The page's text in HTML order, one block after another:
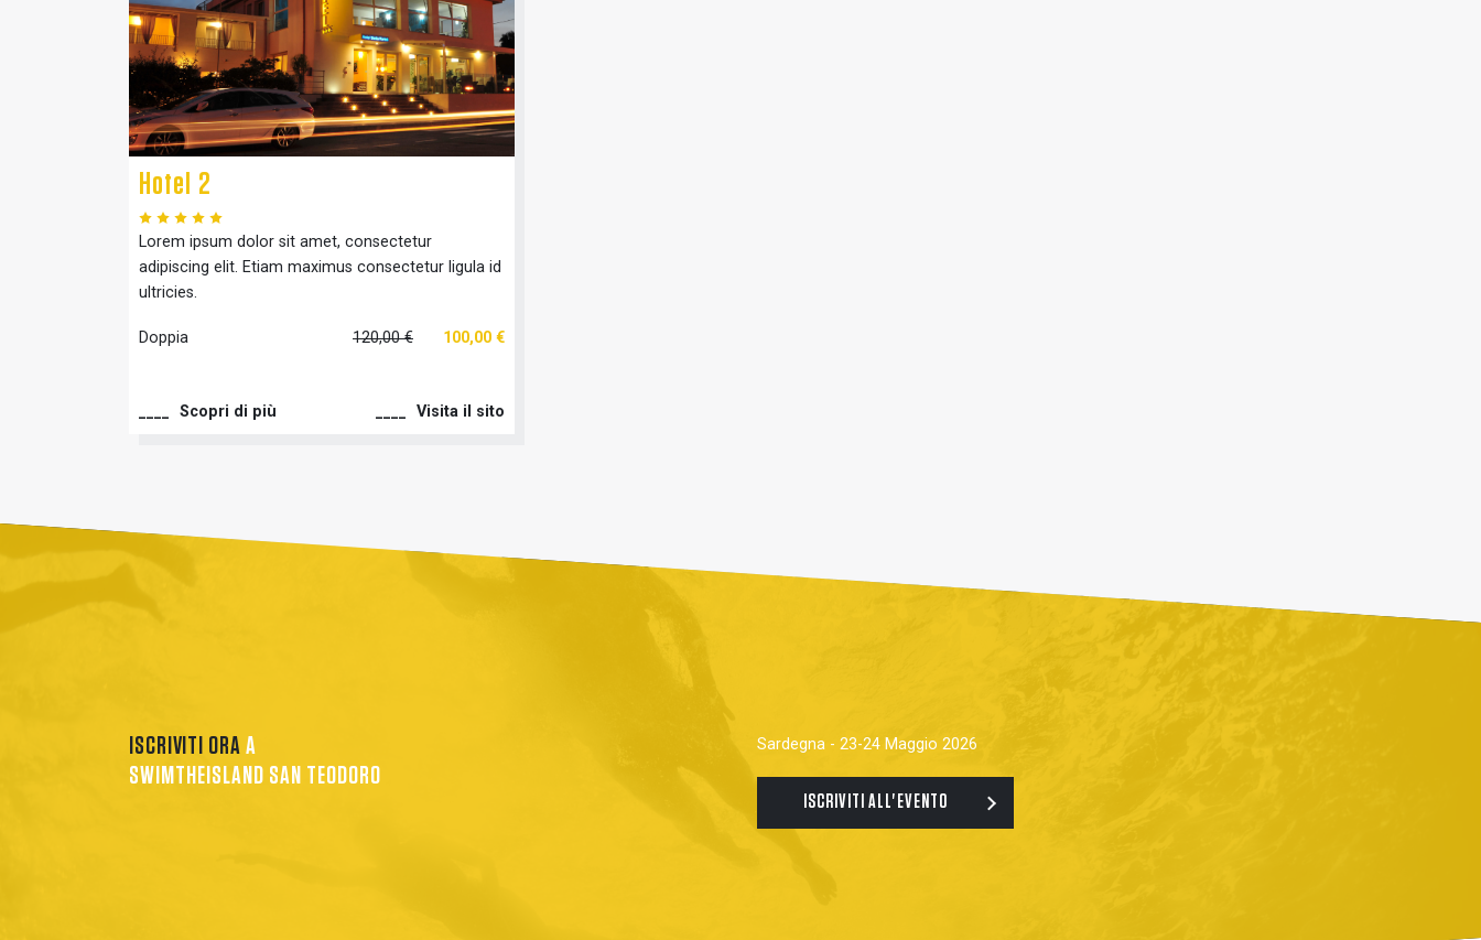
Hotel 2
Lorem ipsum dolor sit amet, consectetur
adipiscing elit. Etiam maximus consectetur ligula id
ultricies.
Doppia 120,00 € 100,00 €
Scopri di più Visita il sito
ISCRIVITI ORA A
SWIMTHEISLAND SAN TEODORO
Sardegna - 23-24 Maggio 2026
ISCRIVITI ALL'EVENTO